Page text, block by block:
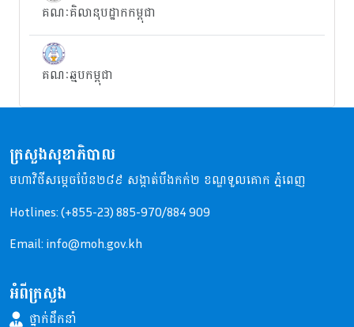
គណៈគិលានុបដ្ឋាកកម្ពុជា
គណៈឆ្មបកម្ពុជា
ក្រសួងសុខាភិបាល
មហាវិថីសម្តេចប៉ែន២៨៩ សង្កាត់បឹងកក់២ ខណ្ឌទួលគោក ភ្នំពេញ
Hotlines: (+855-23) 885-970/884 909
Email: info@moh.gov.kh
អំពីក្រសួង
ថ្នាក់ដឹកនាំ